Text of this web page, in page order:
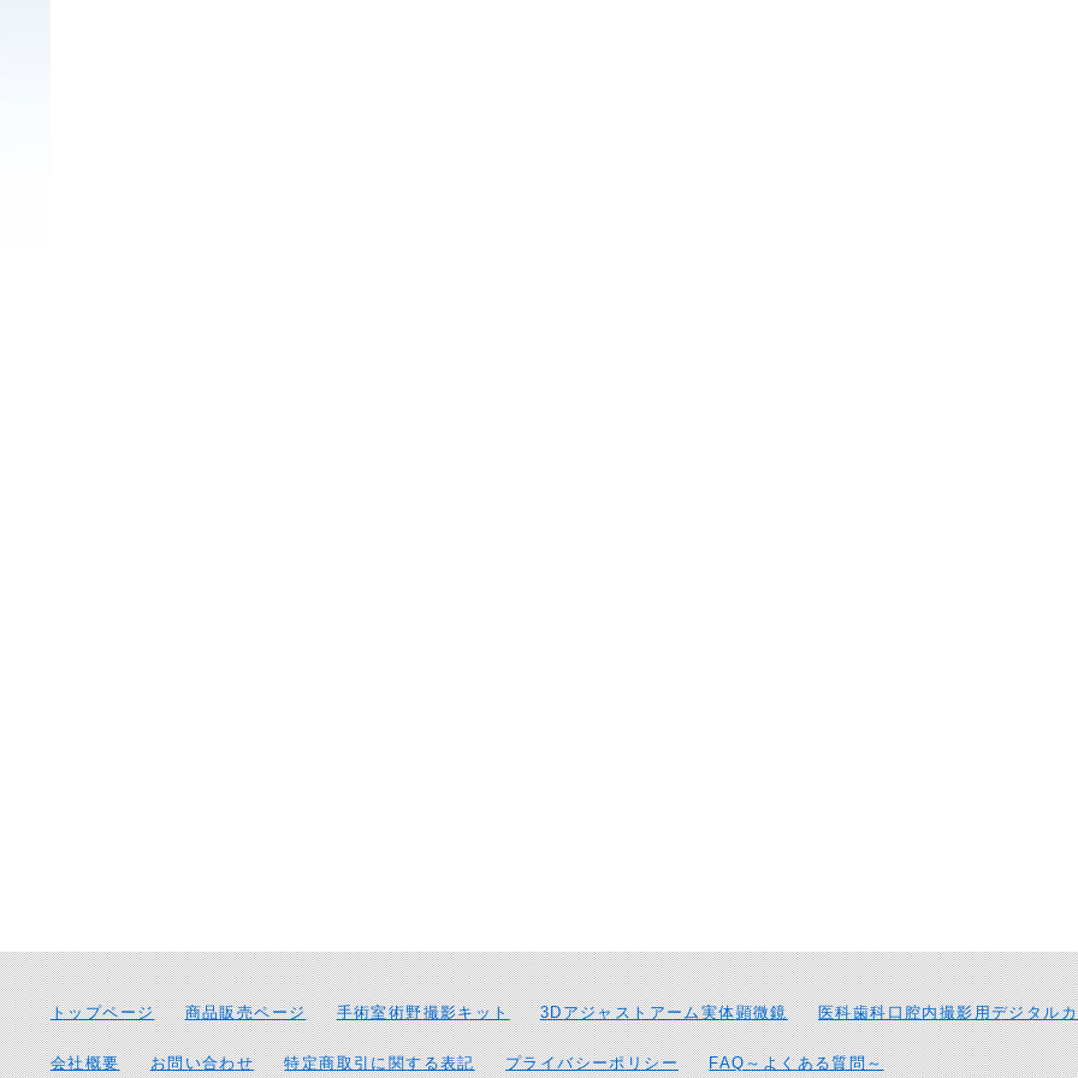
トップページ 商品販売ページ 手術室術野撮影キット 3Dアジャストアーム実体顕微鏡 医科歯科口腔内撮影用デジタル
会社概要 お問い合わせ 特定商取引に関する表記 プライバシーポリシー FAQ～よくある質問～